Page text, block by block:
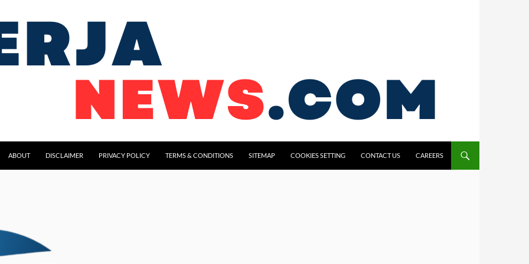
ABOUT DISCLAIMER PRIVACY POLICY TERMS & CONDITIONS SITEMAP COOKIES SETTING CONTACT US CAREERS